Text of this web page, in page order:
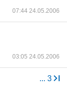
07:44 24.05.2006
03:05 24.05.2006
... 3